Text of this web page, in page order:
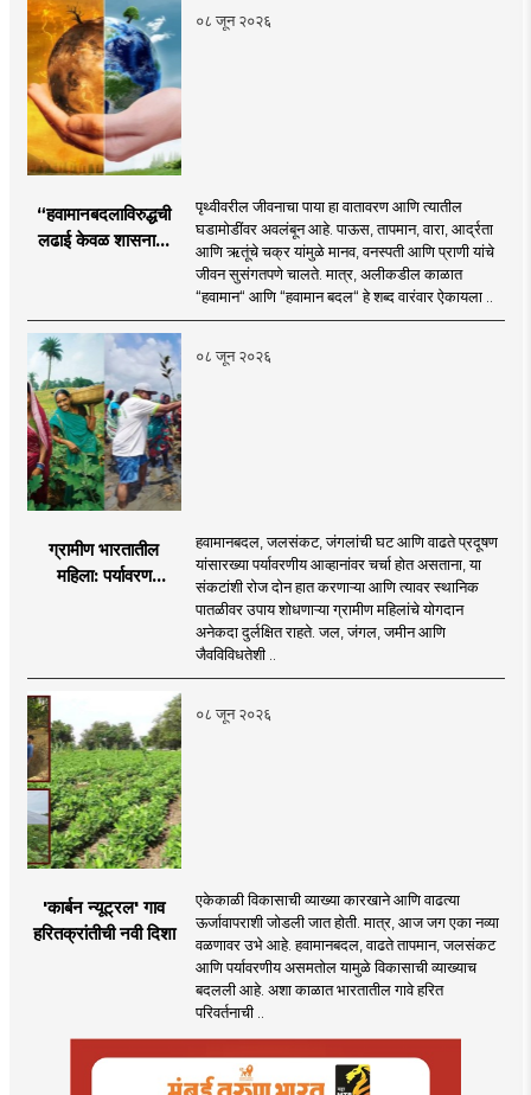
०८ जून २०२६
“हवामानबदलाविरुद्धची
लढाई केवळ शासनाची
विशेषतः प्रत्येक युवकाची
जबाबदारी आहे.
पृथ्वीवरील जीवनाचा पाया हा वातावरण आणि त्यातील
घडामोडींवर अवलंबून आहे. पाऊस, तापमान, वारा, आर्द्रता
आणि ऋतूंचे चक्र यांमुळे मानव, वनस्पती आणि प्राणी यांचे
जीवन सुसंगतपणे चालते. मात्र, अलीकडील काळात
“हवामान“ आणि “हवामान बदल“ हे शब्द वारंवार ऐकायला ..
०८ जून २०२६
ग्रामीण भारतातील
महिला: पर्यावरण
हवामानबदल, जलसंकट, जंगलांची घट आणि वाढते प्रदूषण
यांसारख्या पर्यावरणीय आव्हानांवर चर्चा होत असताना, या
संकटांशी रोज दोन हात करणाऱ्या आणि त्यावर स्थानिक
पातळीवर उपाय शोधणाऱ्या ग्रामीण महिलांचे योगदान
अनेकदा दुर्लक्षित राहते. जल, जंगल, जमीन आणि
जैवविविधतेशी ..
०८ जून २०२६
'कार्बन न्यूट्रल' गाव
हरितक्रांतीची नवी दिशा
एकेकाळी विकासाची व्याख्या कारखाने आणि वाढत्या
ऊर्जावापराशी जोडली जात होती. मात्र, आज जग एका नव्या
वळणावर उभे आहे. हवामानबदल, वाढते तापमान, जलसंकट
आणि पर्यावरणीय असमतोल यामुळे विकासाची व्याख्याच
बदलली आहे. अशा काळात भारतातील गावे हरित
परिवर्तनाची ..